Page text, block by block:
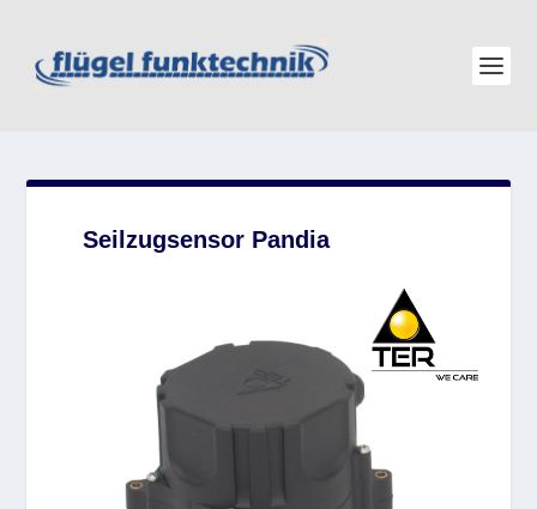
Seilzugsensor Pandia